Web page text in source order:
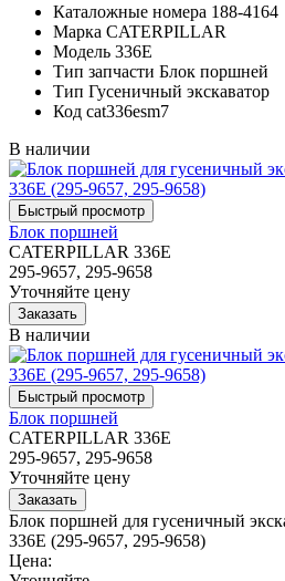
Каталожные номера 188-4164
Марка CATERPILLAR
Модель 336E
Тип запчасти Блок поршней
Тип Гусеничный экскаватор
Код cat336esm7
В наличии
Блок поршней
CATERPILLAR 336E
295-9657, 295-9658
Уточняйте цену
В наличии
Блок поршней
CATERPILLAR 336E
295-9657, 295-9658
Уточняйте цену
Блок поршней для гусеничный
336E (295-9657, 295-9658)
Цена: